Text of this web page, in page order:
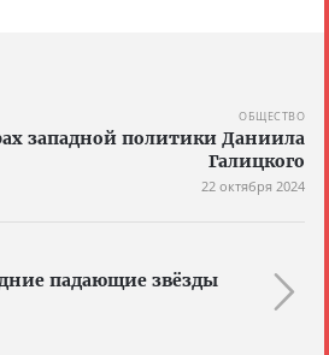
ОБЩЕСТВО
западной политики Даниила
Галицкого
22 октября 2024
падающие звёзды